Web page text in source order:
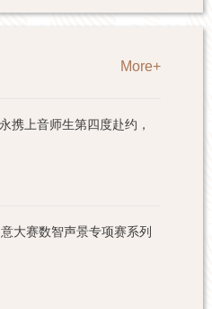
More+
携上音师生第四度赴约，
大赛数智声景专项赛系列